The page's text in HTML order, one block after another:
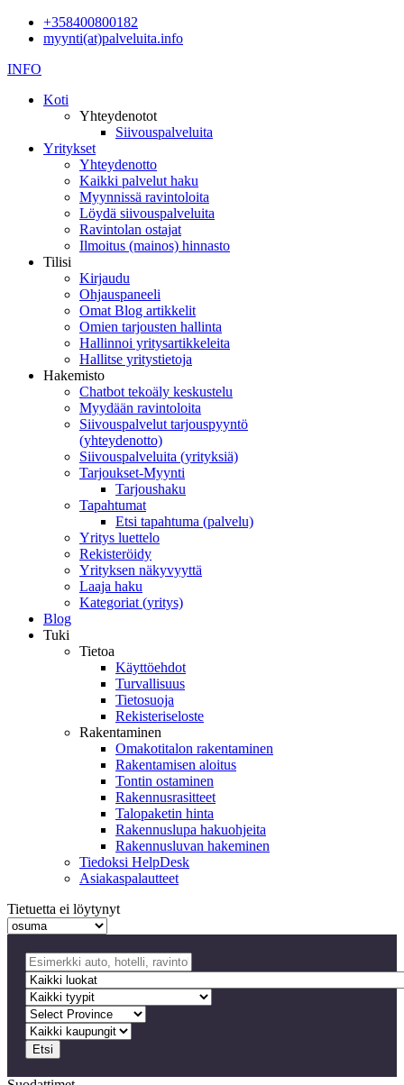
+358400800182
myynti(at)palveluita.info
INFO
Koti
Yhteydenotot
Siivouspalveluita
Yritykset
Yhteydenotto
Kaikki palvelut haku
Myynnissä ravintoloita
Löydä siivouspalveluita
Ravintolan ostajat
Ilmoitus (mainos) hinnasto
Tilisi
Kirjaudu
Ohjauspaneeli
Omat Blog artikkelit
Omien tarjousten hallinta
Hallinnoi yritysartikkeleita
Hallitse yritystietoja
Hakemisto
Chatbot tekoäly keskustelu
Myydään ravintoloita
Siivouspalvelut tarjouspyyntö
(yhteydenotto)
Siivouspalveluita (yrityksiä)
Tarjoukset-Myynti
Tarjoushaku
Tapahtumat
Etsi tapahtuma (palvelu)
Yritys luettelo
Rekisteröidy
Yrityksen näkyvyyttä
Laaja haku
Kategoriat (yritys)
Blog
Tuki
Tietoa
Käyttöehdot
Turvallisuus
Tietosuoja
Rekisteriseloste
Rakentaminen
Omakotitalon rakentaminen
Rakentamisen aloitus
Tontin ostaminen
Rakennusrasitteet
Talopaketin hinta
Rakennuslupa hakuohjeita
Rakennusluvan hakeminen
Tiedoksi HelpDesk
Asiakaspalautteet
Tietuetta ei löytynyt
Etsi